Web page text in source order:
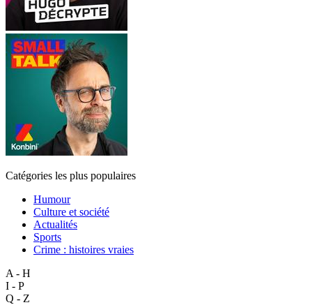
Catégories les plus populaires
Humour
Culture et société
Actualités
Sports
Crime : histoires vraies
A - H
I - P
Q - Z